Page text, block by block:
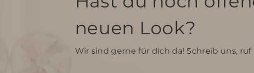
neuen Look?
Wir sind gerne für dich da! Schreib uns,